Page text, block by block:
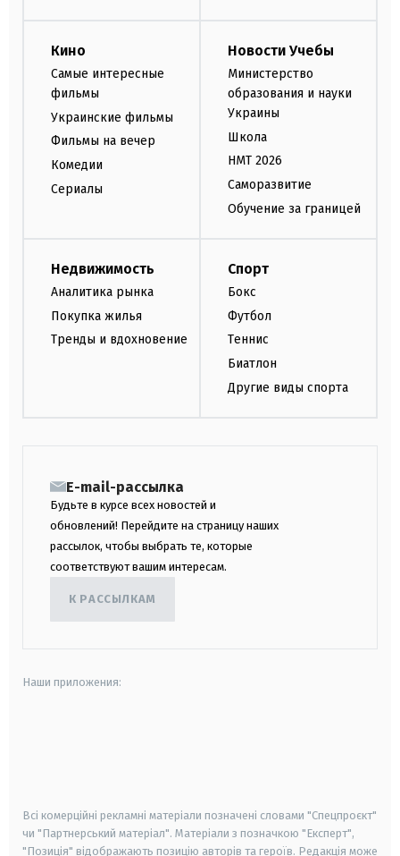
Кино
Самые интересные
фильмы
Украинские фильмы
Фильмы на вечер
Комедии
Сериалы
Новости Учебы
Министерство
образования и науки
Украины
Школа
НМТ 2026
Саморазвитие
Обучение за границей
Недвижимость
Аналитика рынка
Покупка жилья
Тренды и вдохновение
Спорт
Бокс
Футбол
Теннис
Биатлон
Другие виды спорта
E-mail-рассылка
Будьте в курсе всех новостей и
обновлений! Перейдите на страницу наших
рассылок, чтобы выбрать те, которые
соответствуют вашим интересам.
К РАССЫЛКАМ
Наши приложения:
Всі комерційні рекламні матеріали позначені словами "Спецпроєкт"
чи "Партнерський матеріал". Матеріали з позначкою "Експерт",
"Позиція" відображають позицію авторів та героїв. Редакція може